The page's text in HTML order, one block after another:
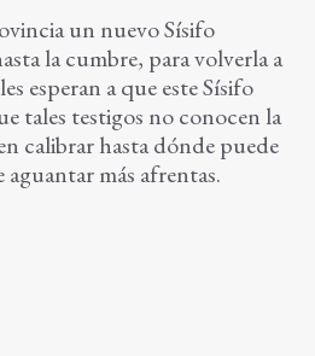
un nuevo Sísifo
la cumbre, para volverla a
esperan a que este Sísifo
tales testigos no conocen la
calibrar hasta dónde puede
más afrentas.